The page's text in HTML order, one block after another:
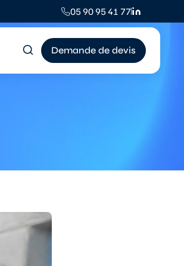
05 90 95 41 77
Demande de devis